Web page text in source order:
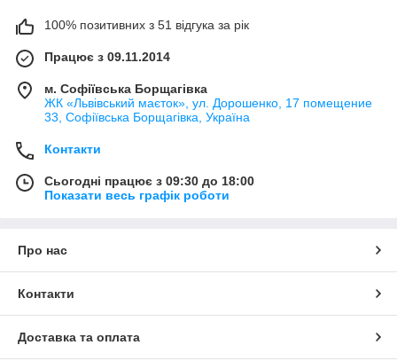
100% позитивних з 51 відгука за рік
Працює з 09.11.2014
м. Софіївська Борщагівка
ЖК «Львівський маєток», ул. Дорошенко, 17 помещение
33, Софіївська Борщагівка, Україна
Контакти
Сьогодні працює з 09:30 до 18:00
Показати весь графік роботи
Про нас
Контакти
Доставка та оплата